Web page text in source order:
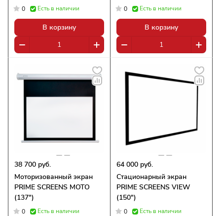
0 Есть в наличии
В корзину
0 Есть в наличии
В корзину
38 700 руб.
Моторизованный экран
PRIME SCREENS MOTO
(137")
0 Есть в наличии
64 000 руб.
Стационарный экран
PRIME SCREENS VIEW
(150")
0 Есть в наличии